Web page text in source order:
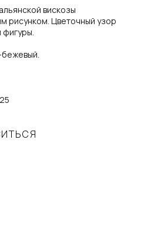
вискозы
рисунком. Цветочный узор